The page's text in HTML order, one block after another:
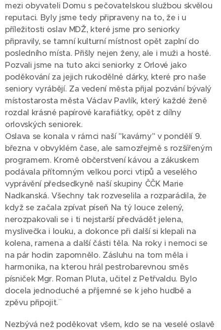
mezi obyvateli Domu s pečovatelskou službou skvělou
reputaci. Byly jsme tedy připraveny na to, že i u
příležitosti oslav MDŽ, které jsme pro seniorky
připravily, se tamní kulturní místnost opět zaplní do
posledního místa. Přišly nejen ženy, ale i muži a hosté.
Pozvali jsme na tuto akci seniorky z Orlové jako
poděkování za jejich rukodělné dárky, které pro naše
seniory vyrábějí. Za vedení města přijal pozvání bývalý
místostarosta města Václav Pavlík, který každé ženě
rozdal krásné papírové karafiátky, opět z dílny
orlovských seniorek.
Oslava se konala v rámci naší "kavárny" v pondělí 9.
března v obvyklém čase, ale samozřejmě s rozšířeným
programem. Kromě občerstvení kávou a zákuskem
podávala přítomným velkou porci vtipů a veselého
vyprávění předsedkyně naší skupiny ČČK Marie
Nadkanská. Všechny tak rozveselila a rozparádila, že
když se začala zpívat píseň Na tý louce zelený,
nerozpakovali se i ti nejstarší předvádět jelena,
myslivečka i louku, a dokonce při další si klepali na
kolena, ramena a další části těla. Na roky i nemoci se
na pár hodin zapomnělo. Zásluhu na tom měla i
harmonika, na kterou hrál pestrobarevnou směs
písniček Mgr. Roman Pluta, učitel z Petřvaldu. Bylo
docela jednoduché a příjemné se k jeho hudbě a
zpěvu připojit.¨
Nezbývá než poděkovat všem, kdo se na veselé oslavě